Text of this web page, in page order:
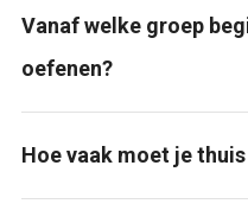
Vanaf welke groep
oefenen?
Hoe vaak moet je